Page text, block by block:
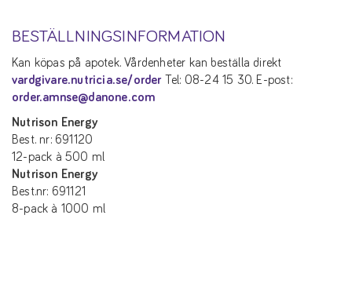
BESTÄLLNINGSINFORMATION
Kan köpas på apotek. Vårdenheter kan beställa direkt
vardgivare.nutricia.se/orderTel: 08-24 15 30. E-post:
order.amnse@danone.com
Nutrison Energy
Best. nr: 691120
12-pack à 500 ml
Nutrison Energy
Best.nr: 691121
8-pack à 1000 ml